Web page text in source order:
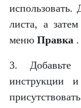
использовать.
листа, а
меню Правка .
3. Добавьте
инструкции